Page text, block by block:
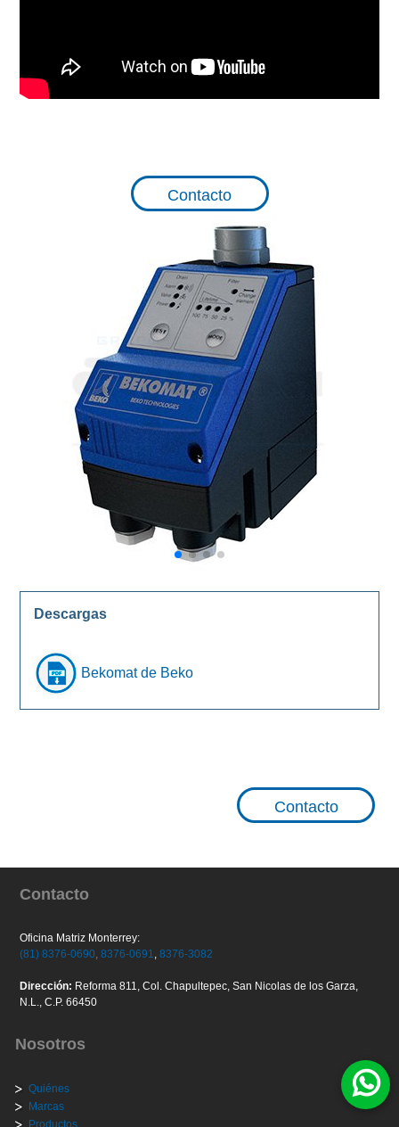
Contacto
Descargas
Bekomat de Beko
Contacto
Contacto
Oficina Matriz Monterrey:
(81) 8376-0690, 8376-0691, 8376-3082
Dirección: Reforma 811, Col. Chapultepec, San Nicolas de los Garza,
N.L., C.P. 66450
Nosotros
Quiénes
Marcas